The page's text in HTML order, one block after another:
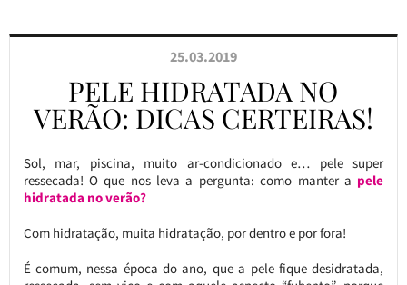
25.03.2019
PELE HIDRATADA NO
VERÃO: DICAS CERTEIRAS!
Sol, mar, piscina, muito ar-condicionado e… pele super
ressecada! O que nos leva a pergunta: como manter a pele
hidratada no verão?
Com hidratação, muita hidratação, por dentro e por fora!
É comum, nessa época do ano, que a pele fique desidratada,